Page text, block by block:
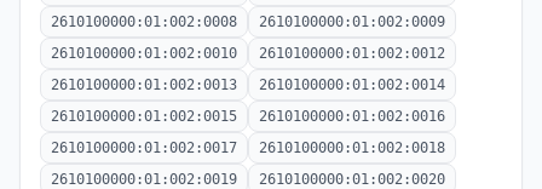
2610100000:01:002:0008
2610100000:01:002:0009
2610100000:01:002:0010
2610100000:01:002:0012
2610100000:01:002:0013
2610100000:01:002:0014
2610100000:01:002:0015
2610100000:01:002:0016
2610100000:01:002:0017
2610100000:01:002:0018
2610100000:01:002:0019
2610100000:01:002:0020